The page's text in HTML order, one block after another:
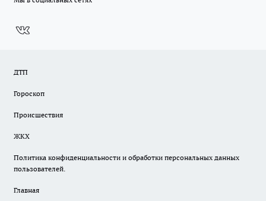
ДТП
Гороскоп
Происшествия
ЖКХ
Политика конфиденциальности и обработки персональных данных
пользователей.
Главная